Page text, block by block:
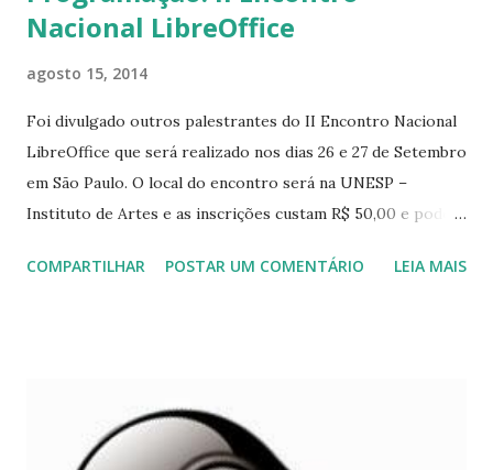
Nacional LibreOffice
agosto 15, 2014
Foi divulgado outros palestrantes do II Encontro Nacional
LibreOffice que será realizado nos dias 26 e 27 de Setembro
em São Paulo. O local do encontro será na UNESP –
Instituto de Artes e as inscrições custam R$ 50,00 e podem
http://encontro.libreoffice.org/inscricao Veja as palestras
COMPARTILHAR POSTAR UM COMENTÁRIO LEIA MAIS